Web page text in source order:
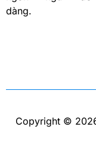
dàng.
Copyright ©